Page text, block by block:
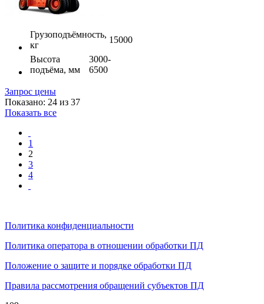
Грузоподъёмность,
кг
15000
Высота
подъёма, мм
3000-
6500
Запрос цены
Показано: 24 из 37
Показать все
1
2
3
4
Политика конфиденциальности
Политика оператора в отношении обработки ПД
Положение о защите и порядке обработки ПД
Правила рассмотрения обращений субъектов ПД